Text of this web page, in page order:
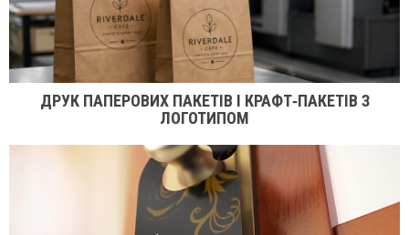
ДРУК ПАПЕРОВИХ ПАКЕТІВ І КРАФТ‑ПАКЕТІВ З
ЛОГОТИПОМ